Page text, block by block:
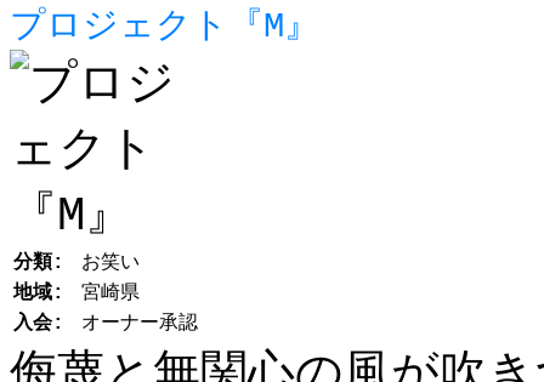
プロジェクト『M』
分類:
お笑い
地域:
宮崎県
入会:
オーナー承認